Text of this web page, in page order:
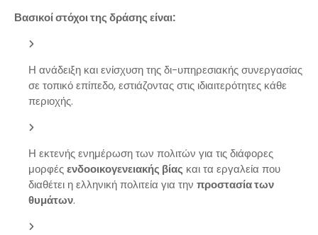
Βασικοί στόχοι της δράσης είναι:
Η ανάδειξη και ενίσχυση της δι-υπηρεσιακής συνεργασίας
σε τοπικό επίπεδο, εστιάζοντας στις ιδιαιτερότητες κάθε
περιοχής.
Η εκτενής ενημέρωση των πολιτών για τις διάφορες
μορφέςενδοοικογενειακής βίας και τα εργαλεία που
διαθέτει η ελληνική πολιτεία για την προστασία των
θυμάτων.